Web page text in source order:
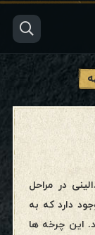
در مراحل
دارد که به
این چرخه ها